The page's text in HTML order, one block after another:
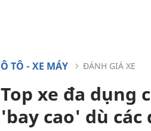
Ô TÔ - XE MÁY ĐÁNH GIÁ XE
Top xe đa dụng
'bay cao' dù